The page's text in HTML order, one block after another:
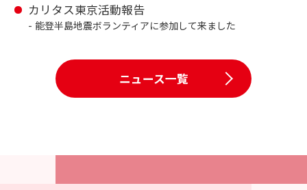
カリタス東京活動報告
能登半島地震ボランティアに参加して来ました
ニュース一覧